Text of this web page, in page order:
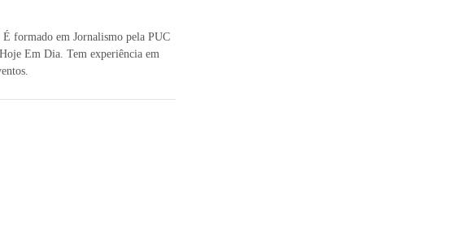
formado em Jornalismo pela PUC
Em Dia. Tem experiência em